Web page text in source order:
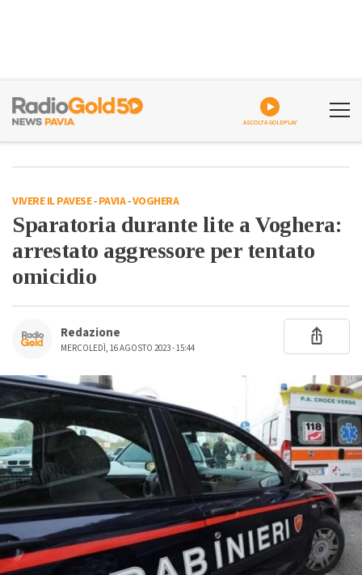
ASCOLTA GOLDPLAY
VIVERE IL PAVESE-PAVIA-VOGHERA
Sparatoria durante lite a Voghera:
arrestato aggressore per tentato
omicidio
Redazione
MERCOLEDÌ, 16 AGOSTO 2023 - 15:44